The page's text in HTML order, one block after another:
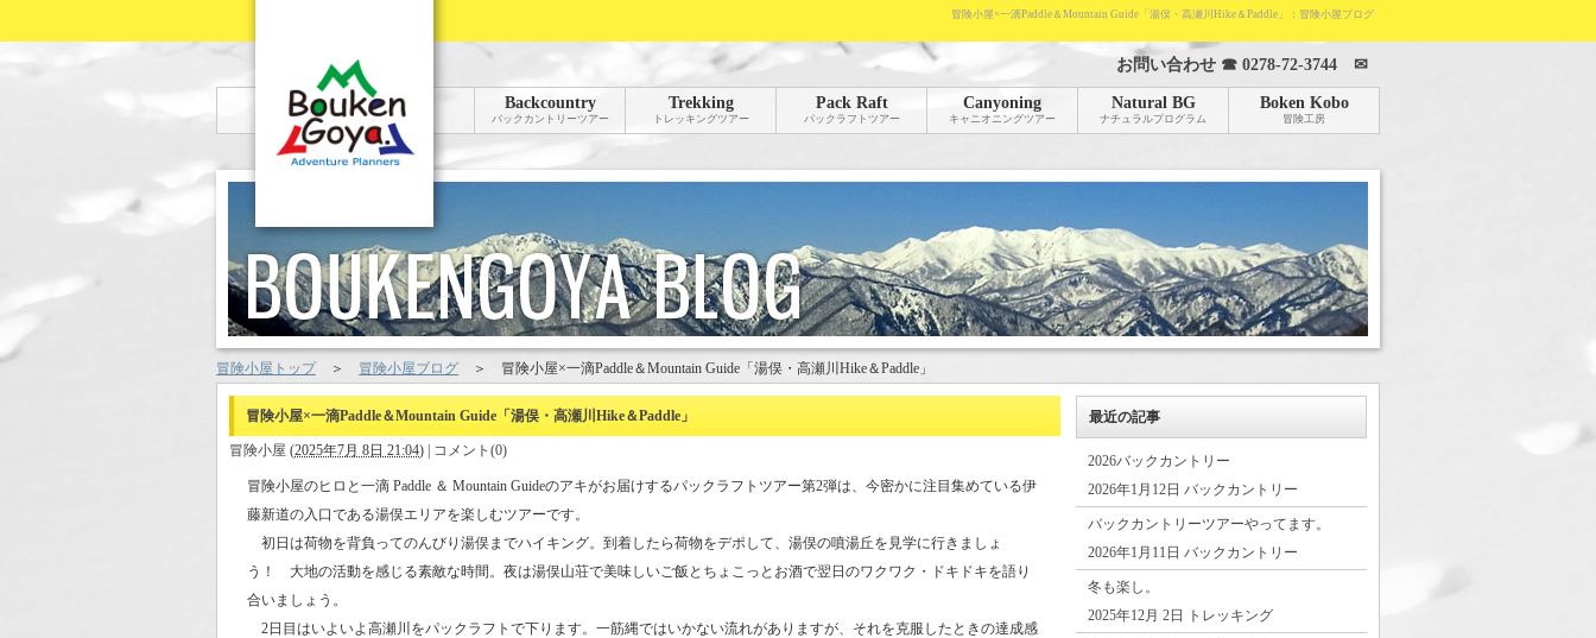
冒険小屋×一滴Paddle＆Mountain Guide「湯俣・高瀬川Hike＆Paddle」：冒険小屋ブログ
お問い合わせ ☎ 0278-72-3744 ✉
Backcountry
バックカントリーツアー
Trekking
トレッキングツアー
Pack Raft
パックラフトツアー
Canyoning
キャニオニングツアー
Natural BG
ナチュラルプログラム
Boken Kobo
冒険工房
冒険小屋トップ＞ 冒険小屋ブログ ＞ 冒険小屋×一滴Paddle＆Mountain Guide「湯俣・高瀬川Hike＆Paddle」
冒険小屋×一滴Paddle＆Mountain Guide「湯俣・高瀬川Hike＆Paddle」
冒険小屋 (2025年7月 8日 21:04) コメント(0)
冒険小屋のヒロと一滴 Paddle ＆ Mountain Guideのアキがお届けするパックラフトツアー第2弾は、今密かに注目集めている伊
藤新道の入口である湯俣エリアを楽しむツアーです。
初日は荷物を背負ってのんびり湯俣までハイキング。到着したら荷物をデポして、湯俣の噴湯丘を見学に行きましょ
う！ 大地の活動を感じる素敵な時間。夜は湯俣山荘で美味しいご飯とちょこっとお酒で翌日のワクワク・ドキドキを語り
合いましょう。
2日目はいよいよ高瀬川をパックラフトで下ります。一筋縄ではいかない流れがありますが、それを克服したときの達成感
最近の記事
2026バックカントリー
2026年1月12日 バックカントリー
バックカントリーツアーやってます。
2026年1月11日 バックカントリー
冬も楽し。
2025年12月 2日 トレッキング